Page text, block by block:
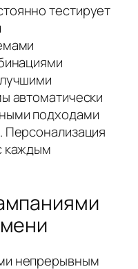
тестирует
автоматически
подходами
каждым
непрерывным